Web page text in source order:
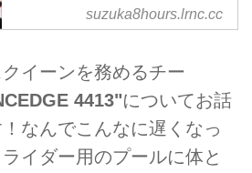
えることになりました。10年ぶり
復活のHRC、SBK（世界スーパ
ーバイク選手権）3連覇王者J.レ
イを要するカワサキ チーム グリ
ーンといった強力なライバルを相
suzuka8hours.lrnc.cc
イーンを務めるチー
4413"についてお話
なんでこんなに遅くなっ
イダー用のプールに体と